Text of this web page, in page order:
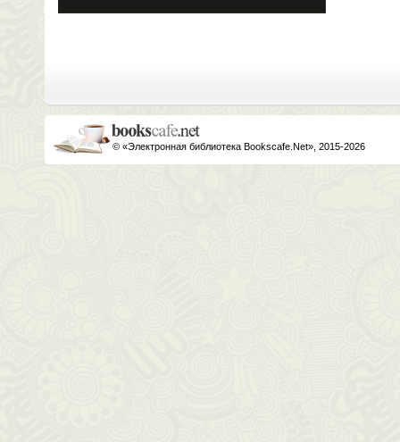
© «Электронная библиотека Bookscafe.Net», 2015-2026